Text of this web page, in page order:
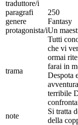
traduttore/i
paragrafi
250
genere
Fantasy
protagonista/iUn
trama
Tutti
che vi
ormai
farai in
Despota
terribile
note
Si tratta
della